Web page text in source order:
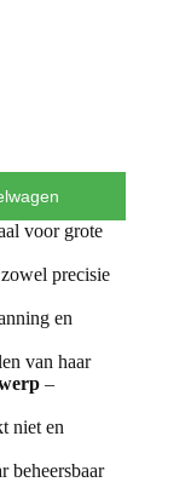
voor grote
precisie
en
van haar
–
niet en
beheersbaar